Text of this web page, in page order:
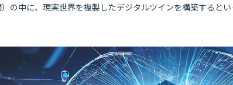
の中に、現実世界を複製したデジタルツインを構築すると